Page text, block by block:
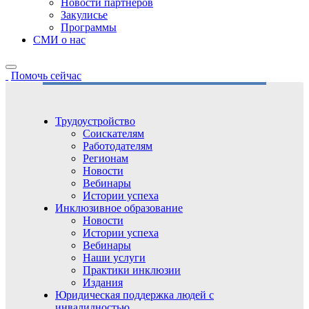
Новости партнёров
Закулисье
Программы
СМИ о нас
Помочь сейчас
Трудоустройство
Соискателям
Работодателям
Регионам
Новости
Вебинары
Истории успеха
Инклюзивное образование
Новости
Истории успеха
Вебинары
Наши услуги
Практики инклюзии
Издания
Юридическая поддержка людей с